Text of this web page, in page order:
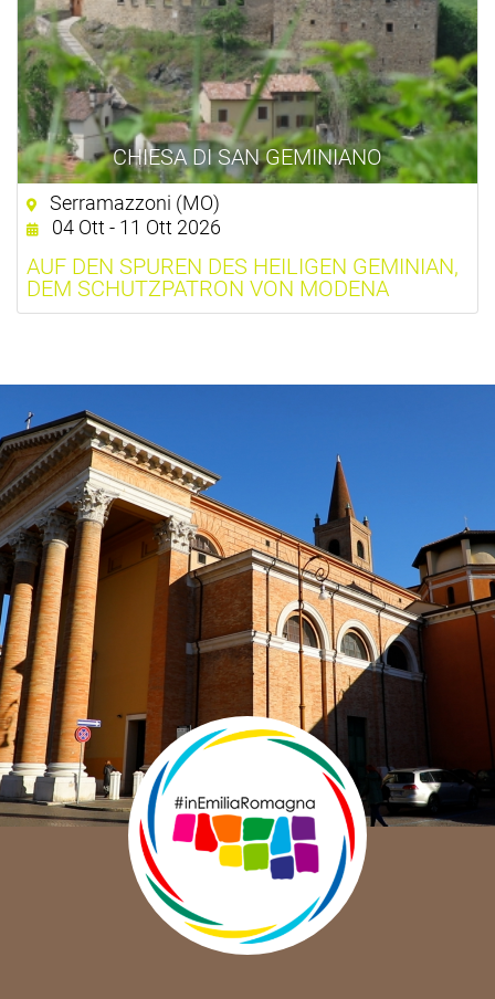
CHIESA DI SAN GEMINIANO
Serramazzoni (MO)
04 Ott - 11 Ott 2026
AUF DEN SPUREN DES HEILIGEN GEMINIAN,
DEM SCHUTZPATRON VON MODENA